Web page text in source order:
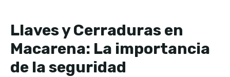
Llaves y Cerraduras en
Macarena: La importancia
de la seguridad